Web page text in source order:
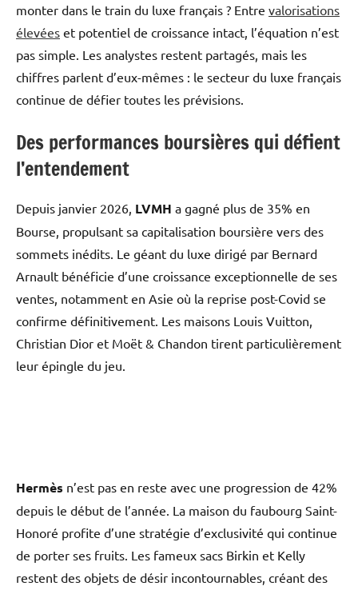
monter dans le train du luxe français ? Entre valorisations
élevées et potentiel de croissance intact, l’équation n’est
pas simple. Les analystes restent partagés, mais les
chiffres parlent d’eux-mêmes : le secteur du luxe français
continue de défier toutes les prévisions.
Des performances boursières qui défient
l’entendement
Depuis janvier 2026, LVMH a gagné plus de 35% en
Bourse, propulsant sa capitalisation boursière vers des
sommets inédits. Le géant du luxe dirigé par Bernard
Arnault bénéficie d’une croissance exceptionnelle de ses
ventes, notamment en Asie où la reprise post-Covid se
confirme définitivement. Les maisons Louis Vuitton,
Christian Dior et Moët & Chandon tirent particulièrement
leur épingle du jeu.
Hermès n’est pas en reste avec une progression de 42%
depuis le début de l’année. La maison du faubourg Saint-
Honoré profite d’une stratégie d’exclusivité qui continue
de porter ses fruits. Les fameux sacs Birkin et Kelly
restent des objets de désir incontournables, créant des